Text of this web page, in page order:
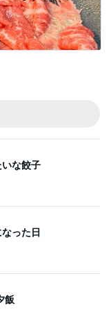
な餃子
った日
飯